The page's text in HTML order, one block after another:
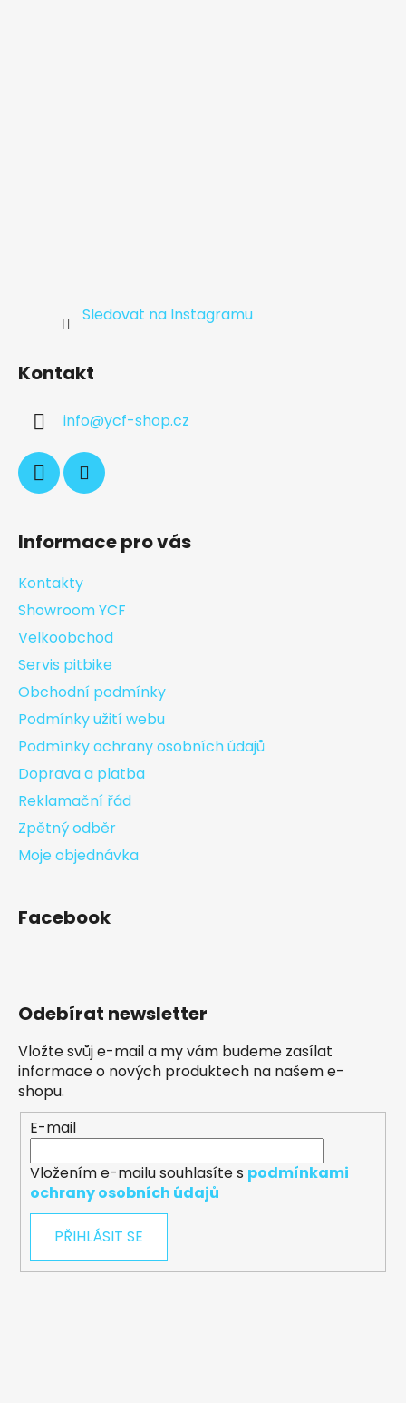
Sledovat na Instagramu
Kontakt
info@ycf-shop.cz
Informace pro vás
Kontakty
Showroom YCF
Velkoobchod
Servis pitbike
Obchodní podmínky
Podmínky užití webu
Podmínky ochrany osobních údajů
Doprava a platba
Reklamační řád
Zpětný odběr
Moje objednávka
Facebook
Odebírat newsletter
Vložte svůj e-mail a my vám budeme zasílat
informace o nových produktech na našem e-
shopu.
E-mail
Vložením e-mailu souhlasíte s podmínkami
ochrany osobních údajů
PŘIHLÁSIT SE